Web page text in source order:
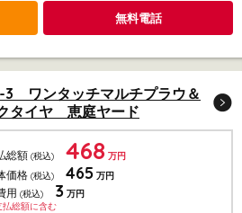
無料電話
ワンタッチマルチプラウ＆
タイヤ 恵庭ヤード
総額 (税込) 468 万円
価格 (税込) 465 万円
用 (税込) 3 万円
総額に含む